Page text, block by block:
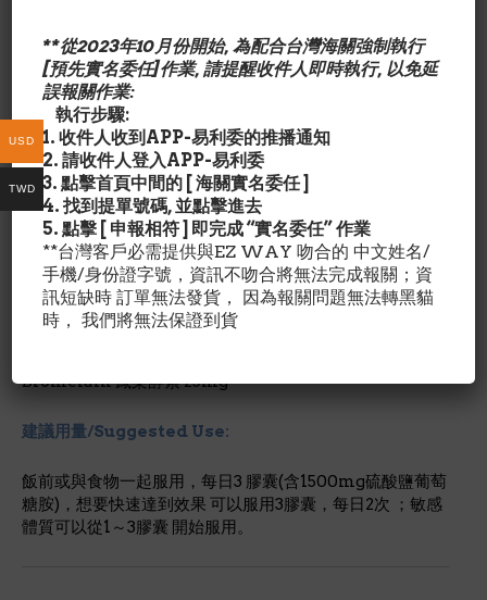
Vimerson HealthGlucosamine with Chondroitin
Turmeric MSM Boswellia. Supports Occasional
Joint Pain Relief. Helps Inflammatory Response,
Antioxidant Properties. Supplement for Back,
Knees, Hands. 90 Capsules
成份含量/Nutrition Facts:
每 3 顆成份 ：
Glucosamine Sulfate 葡萄糖氨 1500mg
Boswellia Extract 印度乳香萃取 200mg
Chondroidin 軟骨素 150mg
Turmeric Root Extract 薑黃素 150mg
Quercetin 槲皮素 25mg
Methionine 甲硫氨酸 25mg
Bromelain 鳳梨酵素 25mg
建議用量/Suggested Use:
飯前或與食物一起服用，每日3 膠囊(含1500mg硫酸鹽葡萄
糖胺)，想要快速達到效果 可以服用3膠囊，每日2次 ；敏感
體質可以從1～3膠囊 開始服用。
**從2023年10月份開始, 為配合台灣海關強制執行
[預先實名委任]作業, 請提醒收件人即時執行, 以免延
誤報關作業:
執行步驟:
1. 收件人收到APP-易利委的推播通知
2. 請收件人登入APP-易利委
3. 點擊首頁中間的 [ 海關實名委任 ]
4. 找到提單號碼, 並點擊進去
5. 點擊 [ 申報相符 ] 即完成 “實名委任” 作業
**台灣客戶必需提供與EZ WAY 吻合的 中文姓名/
手機/身份證字號，資訊不吻合將無法完成報關；資
訊短缺時 訂單無法發貨， 因為報關問題無法轉黑貓
時， 我們將無法保證到貨
USD
TWD